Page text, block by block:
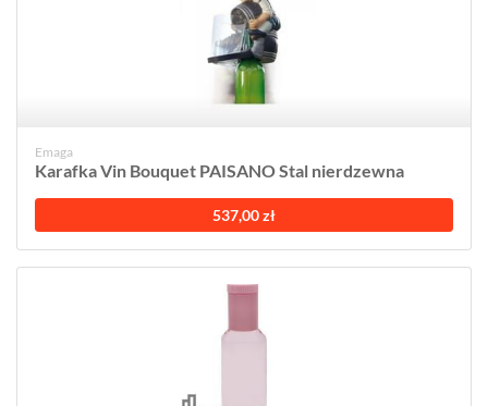
Emaga
Karafka Vin Bouquet PAISANO Stal nierdzewna
537,00 zł